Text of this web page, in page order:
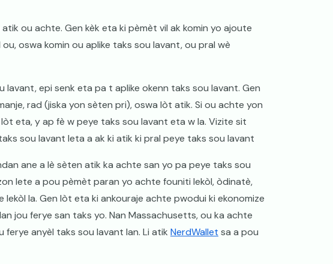
ou achte. Gen kèk eta ki pèmèt vil ak komin yo ajoute
oswa komin ou aplike taks sou lavant, ou pral wè
epi senk eta pa t aplike okenn taks sou lavant. Gen
rad (jiska yon sèten pri), oswa lòt atik. Si ou achte yon
eta, y ap fè w peye taks sou lavant eta w la. Vizite sit
sou lavant leta a ak ki atik ki pral peye taks sou lavant
ane a lè sèten atik ka achte san yo pa peye taks sou
lete a pou pèmèt paran yo achte founiti lekòl, òdinatè,
la. Gen lòt eta ki ankouraje achte pwodui ki ekonomize
jou ferye san taks yo. Nan Massachusetts, ou ka achte
anyèl taks sou lavant lan. Li atik NerdWallet sa a pou